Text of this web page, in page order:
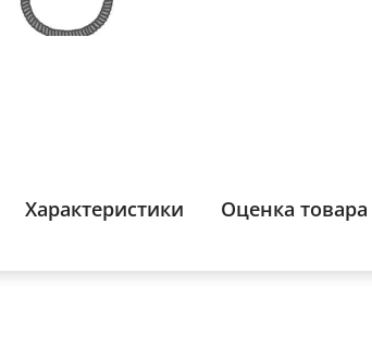
Характеристики Оценка товара